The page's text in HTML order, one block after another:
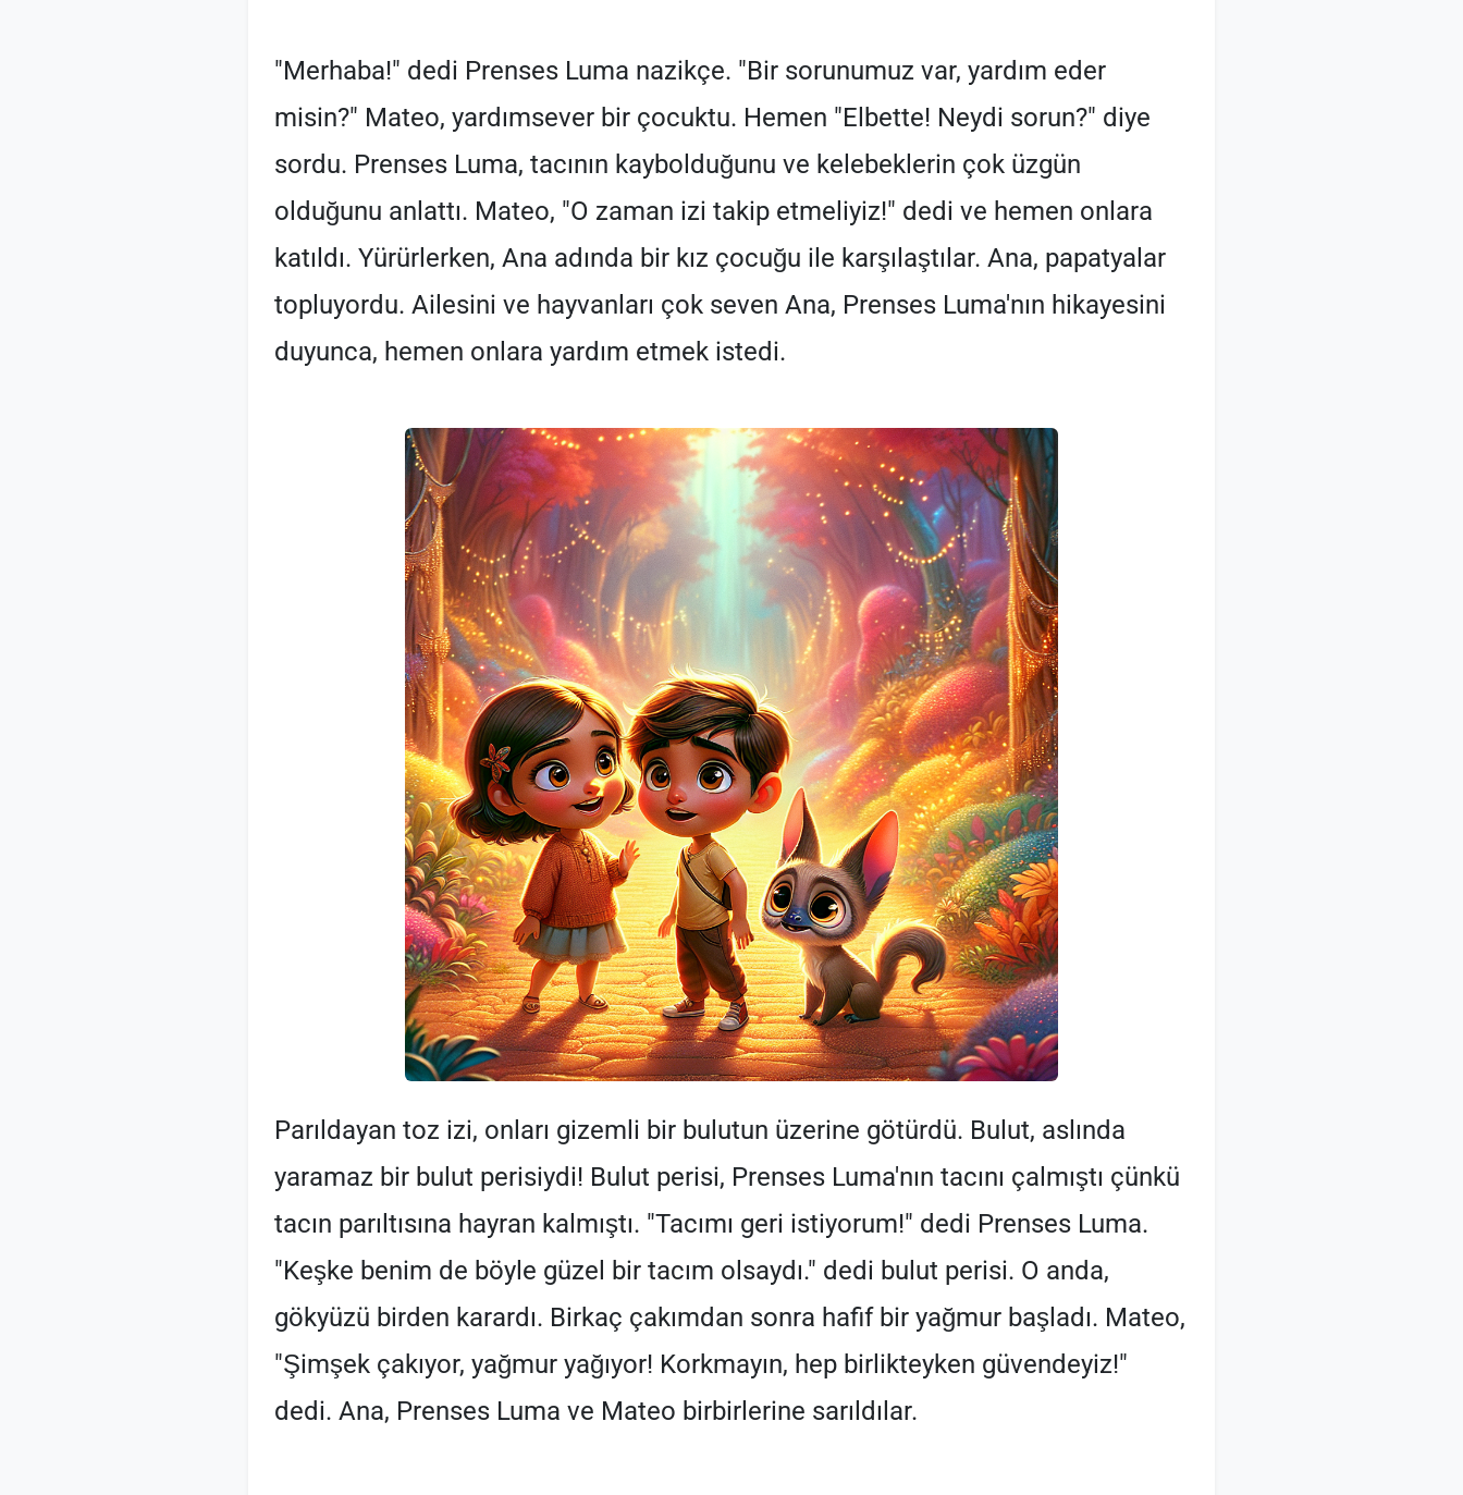
"Merhaba!" dedi Prenses Luma nazikçe. "Bir sorunumuz var, yardım eder
misin?" Mateo, yardımsever bir çocuktu. Hemen "Elbette! Neydi sorun?" diye
sordu. Prenses Luma, tacının kaybolduğunu ve kelebeklerin çok üzgün
olduğunu anlattı. Mateo, "O zaman izi takip etmeliyiz!" dedi ve hemen onlara
katıldı. Yürürlerken, Ana adında bir kız çocuğu ile karşılaştılar. Ana, papatyalar
topluyordu. Ailesini ve hayvanları çok seven Ana, Prenses Luma'nın hikayesini
duyunca, hemen onlara yardım etmek istedi.
Parıldayan toz izi, onları gizemli bir bulutun üzerine götürdü. Bulut, aslında
yaramaz bir bulut perisiydi! Bulut perisi, Prenses Luma'nın tacını çalmıştı çünkü
tacın parıltısına hayran kalmıştı. "Tacımı geri istiyorum!" dedi Prenses Luma.
"Keşke benim de böyle güzel bir tacım olsaydı." dedi bulut perisi. O anda,
gökyüzü birden karardı. Birkaç çakımdan sonra hafif bir yağmur başladı. Mateo,
"Şimşek çakıyor, yağmur yağıyor! Korkmayın, hep birlikteyken güvendeyiz!"
dedi. Ana, Prenses Luma ve Mateo birbirlerine sarıldılar.